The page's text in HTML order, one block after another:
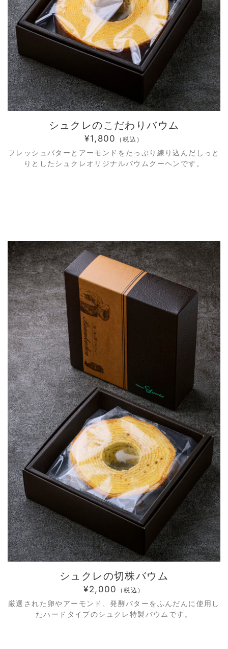
シュクレのこだわりバウム
¥1,800 （税込）
フレッシュバターとアーモンドをたっぷり練り込んだしっと
りとしたシュクレオリジナルバウムクーヘンです。
シュクレの切株バウム
¥2,000 （税込）
厳選された卵やアーモンド、発酵バターをふんだんに使用し
たハードタイプのシュクレ特製バウムです。